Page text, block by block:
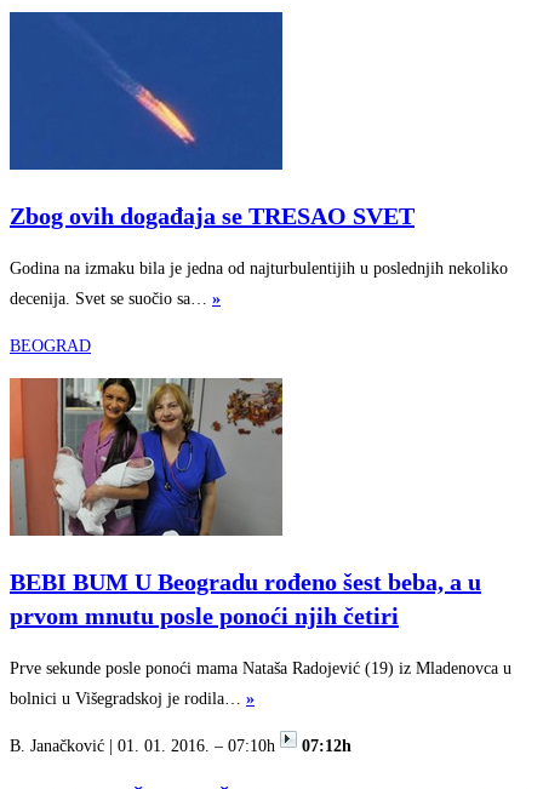
Zbog ovih događaja se TRESAO SVET
Godina na izmaku bila je jedna od najturbulentijih u poslednjih nekoliko
decenija. Svet se suočio sa… »
BEOGRAD
BEBI BUM U Beogradu rođeno šest beba, a u
prvom mnutu posle ponoći njih četiri
Prve sekunde posle ponoći mama Nataša Radojević (19) iz Mladenovca u
bolnici u Višegradskoj je rodila… »
B. Janačković | 01. 01. 2016. – 07:10h 07:12h